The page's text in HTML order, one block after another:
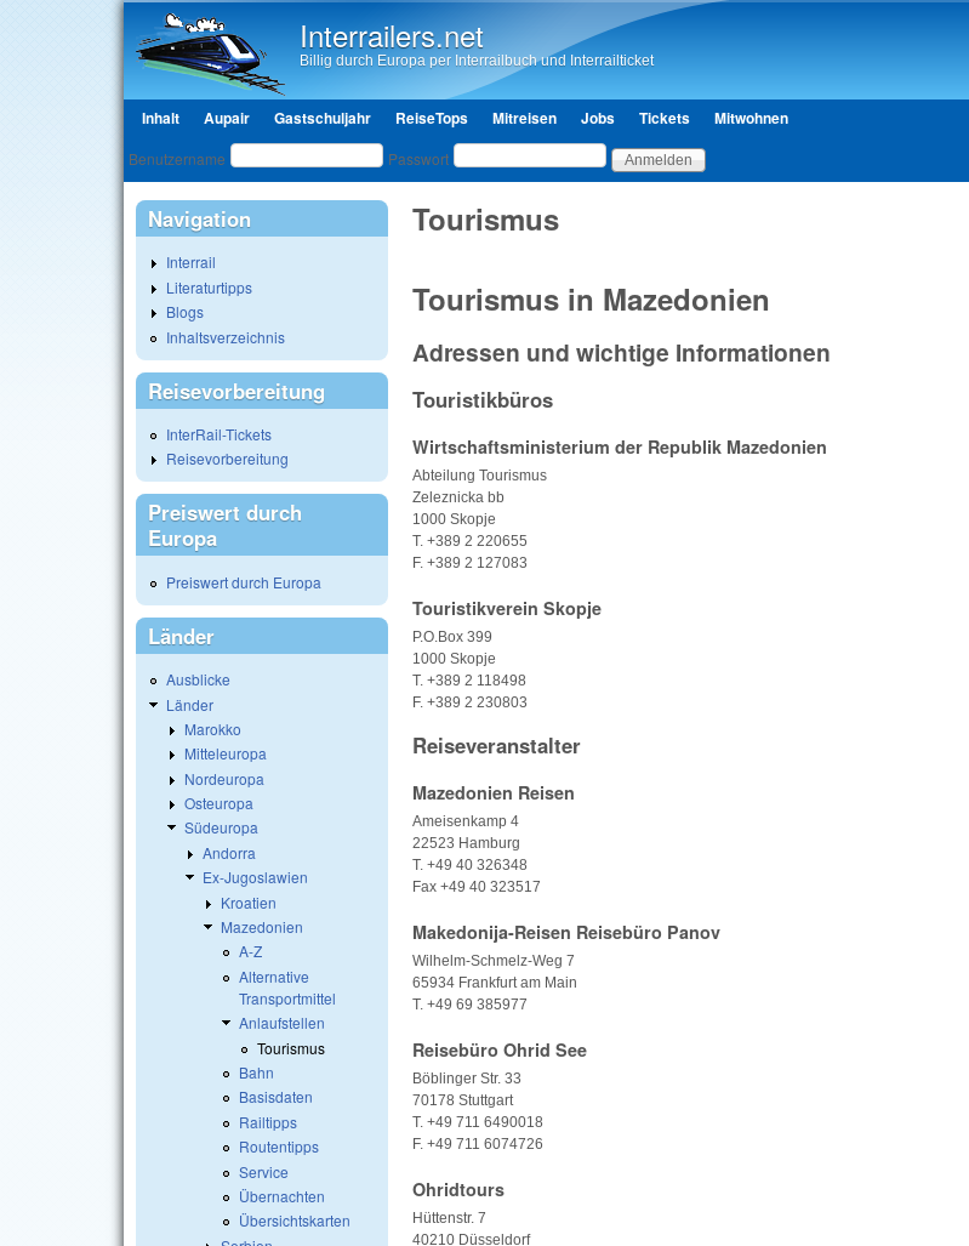
Interrailers.net
Billig durch Europa per Interrailbuch und Interrailticket
Hauptmenü
Inhalt Aupair Gastschuljahr ReiseTops Mitreisen Jobs Tickets Mitwohnen
Benutzeranmeldung
Benutzername Passwort
Tourismus
Tourismus in Mazedonien
Adressen und wichtige Informationen
Touristikbüros
Wirtschaftsministerium der Republik Mazedonien
Abteilung Tourismus
Zeleznicka bb
1000 Skopje
T. +389 2 220655
F. +389 2 127083
Touristikverein Skopje
P.O.Box 399
1000 Skopje
T. +389 2 118498
F. +389 2 230803
Reiseveranstalter
Mazedonien Reisen
Ameisenkamp 4
22523 Hamburg
T. +49 40 326348
Fax +49 40 323517
Makedonija-Reisen Reisebüro Panov
Wilhelm-Schmelz-Weg 7
65934 Frankfurt am Main
T. +49 69 385977
Reisebüro Ohrid See
Böblinger Str. 33
70178 Stuttgart
T. +49 711 6490018
F. +49 711 6074726
Ohridtours
Hüttenstr. 7
40210 Düsseldorf
Navigation
Interrail
Literaturtipps
Blogs
Inhaltsverzeichnis
Reisevorbereitung
InterRail-Tickets
Reisevorbereitung
Preiswert durch
Europa
Preiswert durch Europa
Länder
Ausblicke
Länder
Marokko
Mitteleuropa
Nordeuropa
Osteuropa
Südeuropa
Andorra
Ex-Jugoslawien
Kroatien
Mazedonien
A-Z
Alternative
Transportmittel
Anlaufstellen
Tourismus
Bahn
Basisdaten
Railtipps
Routentipps
Service
Übernachten
Übersichtskarten